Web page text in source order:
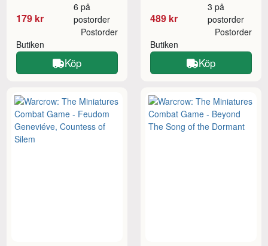
179 kr
6 på
postorder
Butiken
Postorder
Köp
489 kr
3 på
postorder
Butiken
Postorder
Köp